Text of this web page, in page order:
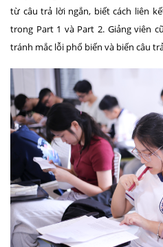
từ câu trả lời ngắn, biết cách liên
trong Part 1 và Part 2. Giảng viên
tránh mắc lỗi phổ biến và biến câu